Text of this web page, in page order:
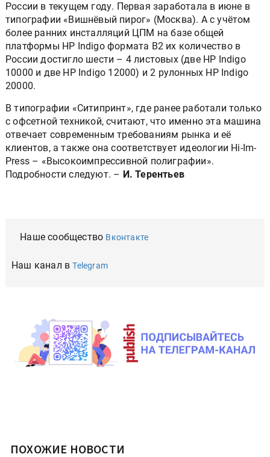
России в текущем году. Первая заработала в июне в
типографии «Вишнёвый пирог» (Москва). А с учётом
более ранних инсталляций ЦПМ на базе общей
платформы HP Indigo формата B2 их количество в
России достигло шести – 4 листовых (две HP Indigo
10000 и две HP Indigo 12000) и 2 рулонных HP Indigo
20000.
В типографии «Ситипринт», где ранее работали только
с офсетной техникой, считают, что именно эта машина
отвечает современным требованиям рынка и её
клиентов, а также она соответствует идеологии Hi-Im-
Press – «Высокоимпрессивной полиграфии».
Подробности следуют. – И. Терентьев
Наше сообщество Вконтакте
Наш канал вTelegram
ПОХОЖИЕ НОВОСТИ